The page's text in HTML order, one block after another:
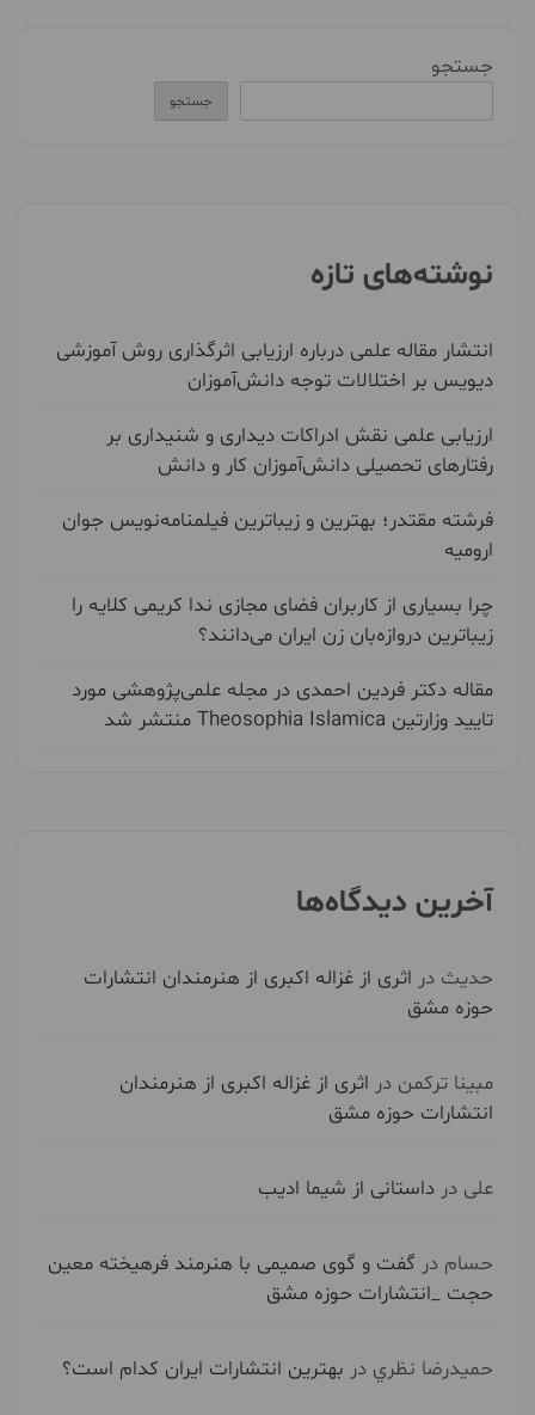
جستجو
جستجو
نوشته‌های تازه
انتشار مقاله علمی درباره ارزیابی اثرگذاری روش آموزشی
دیویس بر اختلالات توجه دانش‌آموزان
ارزیابی علمی نقش ادراکات دیداری و شنیداری بر
رفتارهای تحصیلی دانش‌آموزان کار و دانش
فرشته مقتدر؛ بهترین و زیباترین فیلمنامه‌نویس جوان
ارومیه
چرا بسیاری از کاربران فضای مجازی ندا کریمی کلایه را
زیباترین دروازه‌بان زن ایران می‌دانند؟
مقاله دکتر فردین احمدی در مجله علمی‌پژوهشی مورد
تایید وزارتین Theosophia Islamica منتشر شد
آخرین دیدگاه‌ها
حدیث در اثری از غزاله اکبری از هنرمندان انتشارات
حوزه مشق
مبینا ترکمن در اثری از غزاله اکبری از هنرمندان
انتشارات حوزه مشق
علی در داستانی از شیما ادیب
حسام در گفت و گوی صمیمی با هنرمند فرهیخته معین
حجت _انتشارات حوزه مشق
حميدرضا نظري در بهترین انتشارات ایران کدام است؟